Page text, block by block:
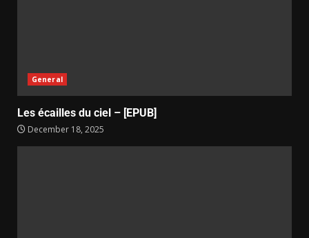
General
Les écailles du ciel – [EPUB]
December 18, 2025